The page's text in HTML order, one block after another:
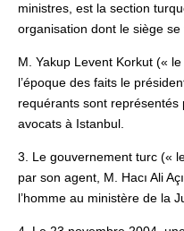
ministres, est la section
organisation dont le siège se
M. Yakup Levent Korkut («
l’époque des faits le
requérants sont représentés
avocats à Istanbul.
3. Le gouvernement turc («
par son agent, M. Hacı Ali
l’homme au ministère de la